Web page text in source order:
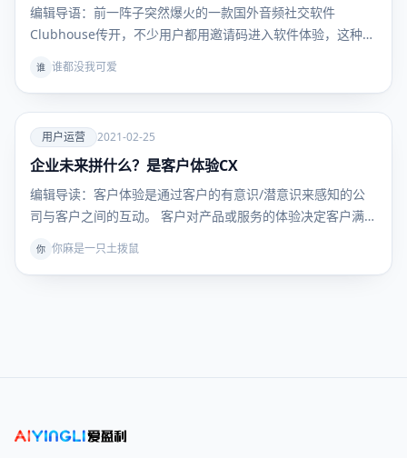
编辑导语：前一阵子突然爆火的一款国外音频社交软件
Clubhouse传开，不少用户都用邀请码进入软件体验，这种
谁 谁都没我可爱
爱
用户运
用户运营 2021-02-25
企业未来拼什么？是客户体验CX
编辑导读：客户体验是通过客户的有意识/潜意识来感知的公
司与客户之间的互动。 客户对产品或服务的体验决定客户满
你 你麻是一只土拨鼠